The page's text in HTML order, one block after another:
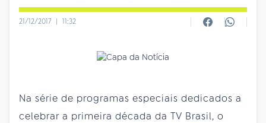
21/12/2017 | 11:32
Na série de programas especiais dedicados a
celebrar a primeira década da TV Brasil, o